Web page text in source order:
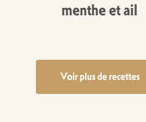
menthe et ail
Voir plus de recettes